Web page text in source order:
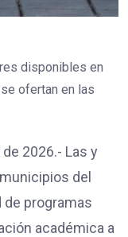
disponibles en
ofertan en las
2026.- Las y
del
programas
académica a